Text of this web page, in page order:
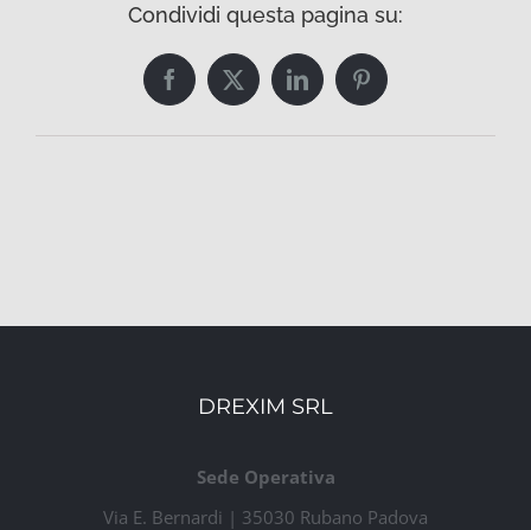
Condividi questa pagina su:
FacebookTwitterLinkedInPinterest
DREXIM SRL
Sede Operativa
Via E. Bernardi | 35030 Rubano Padova